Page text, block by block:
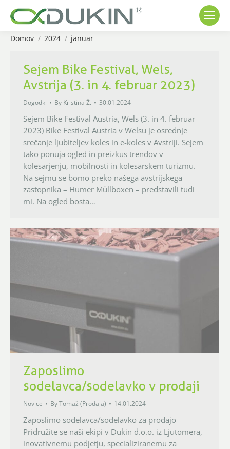
You are here:
Domov 2024 januar
Sejem Bike Festival, Wels,
Avstrija (3. in 4. februar 2023)
Dogodki By Kristina Ž. 30.01.2024
Sejem Bike Festival Austria, Wels (3. in 4. februar
2023) Bike Festival Austria v Welsu je osrednje
srečanje ljubiteljev koles in e-koles v Avstriji. Sejem
tako ponuja ogled in preizkus trendov v
kolesarjenju, mobilnosti in kolesarskem turizmu.
Na sejmu se bomo preko našega avstrijskega
zastopnika – Humer Müllboxen – predstavili tudi
mi. Na ogled bosta…
Zaposlimo
sodelavca/sodelavko v prodaji
Novice ByTomaž (Prodaja) 14.01.2024
Zaposlimo sodelavca/sodelavko za prodajo
Pridružite se naši ekipi v Dukin d.o.o. iz Ljutomera,
inovativnemu podjetju, specializiranemu za